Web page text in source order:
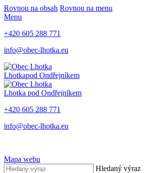
Rovnou na obsah Rovnou na menu
Menu
+420 605 288 771
info@obec-lhotka.eu
Lhotkapod Ondřejníkem
Lhotka pod Ondřejníkem
+420 605 288 771
info@obec-lhotka.eu
Mapa webu
Hledaný výraz